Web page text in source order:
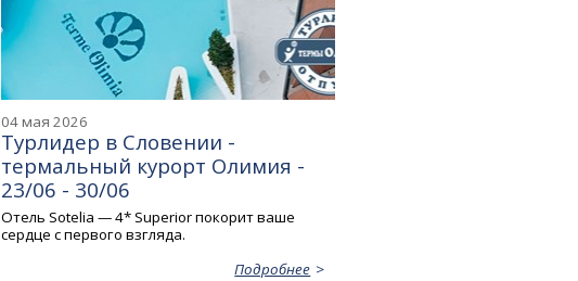
04 мая 2026
Турлидер в Словении -
термальный курорт Олимия -
23/06 - 30/06
Отель Sotelia — 4* Superior покорит ваше
сердце с первого взгляда.
Подробнее